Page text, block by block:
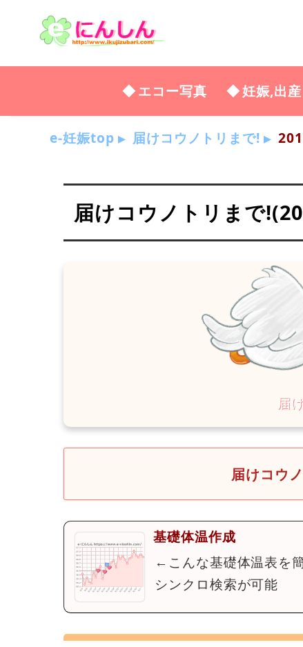
エコー写真 妊娠,出産
e-妊娠top 届けコウノトリまで!
届けコウノトリまで
届けコウ
基礎体温作成
←こんな基礎体温表を
シンクロ検索が可能